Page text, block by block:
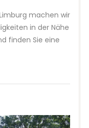
machen wir
in der Nähe
finden Sie eine